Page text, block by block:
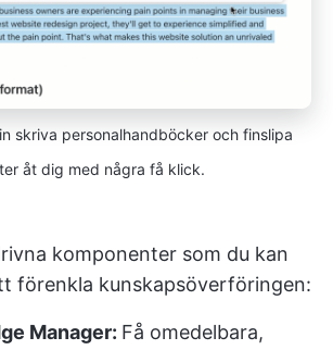
skriva personalhandböcker och finslipa
åt dig med några få klick.
komponenter som du kan
förenkla kunskapsöverföringen:
Manager: Få omedelbara,